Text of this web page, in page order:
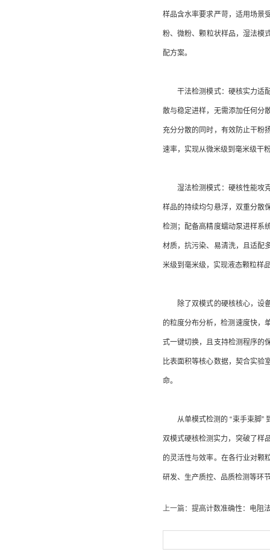
样品含水率要求严苛，适用场景
粉、微粉、颗粒状样品，湿法模
配方案。
干法检测模式：硬核实力适配
散与稳定进样，无需添加任何分
充分分散的同时，有效防止干粉
速率，实现从微米级到毫米级干
湿法检测模式：硬核性能攻克
样品的持续均匀悬浮，双重分散
检测；配备高精度蠕动泵进样系
材质，抗污染、易清洗，且适配
米级到毫米级，实现液态颗粒样
除了双模式的硬核核心，设备
的粒度分布分析，检测速度快，
式一键切换，且支持检测程序的
比表面积等核心数据，契合实验
命。
从单模式检测的 “束手束脚”
双模式硬核检测实力，突破了样
的灵活性与效率。在各行业对颗
研发、生产质控、品质检测等环
上一篇： 提高计数准确性：电阻